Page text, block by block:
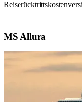
MS Allura